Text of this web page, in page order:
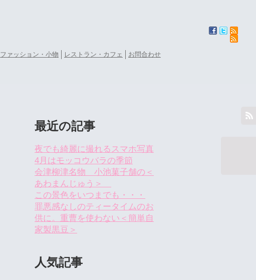
ファッション・小物 レストラン・カフェ お問合わせ
最近の記事
夜でも綺麗に撮れるスマホ写真
4月はモッコウバラの季節
会津柳津名物 小池菓子舗の＜
あわまんじゅう＞
この景色をいつまでも・・・
罪悪感なしのティータイムのお
供に。重曹を使わない＜簡単自
家製黒豆＞
人気記事